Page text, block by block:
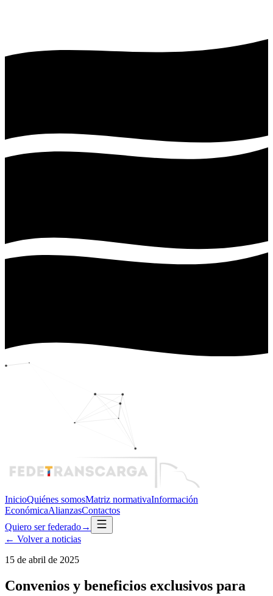
InicioQuiénes somosMatriz normativaInformación
EconómicaAlianzasContactos
Quiero ser federado→
← Volver a noticias
15 de abril de 2025
Convenios y beneficios exclusivos para